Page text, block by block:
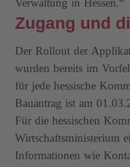
Verwaltung in Hessen.“
Zugang und
Der Rollout der
wurden bereits im
für jede hessische
Bauantrag ist am
Für die hessischen
Wirtschaftsministerium
Informationen wie